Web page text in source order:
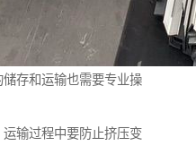
存和运输也需要专业操
输过程中要防止挤压变